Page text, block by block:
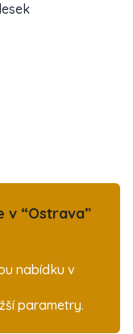
v “Ostrava”
nabídku v
parametry.